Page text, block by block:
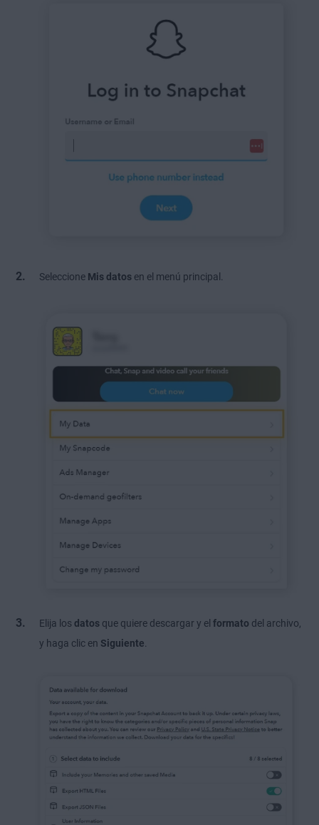
Seleccione Mis datos en el menú principal.
Elija los datos que quiere descargar y el formato del archivo,
y haga clic en Siguiente